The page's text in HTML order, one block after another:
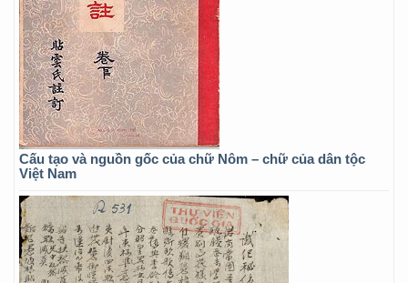
Cấu tạo và nguồn gốc của chữ Nôm – chữ của dân tộc
Việt Nam